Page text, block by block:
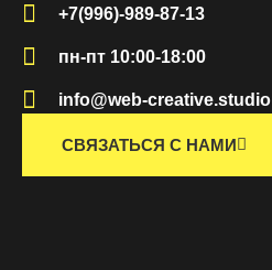
+7(996)-989-87-13
пн-пт 10:00-18:00
info@web-creative.studio
СВЯЗАТЬСЯ С НАМИ